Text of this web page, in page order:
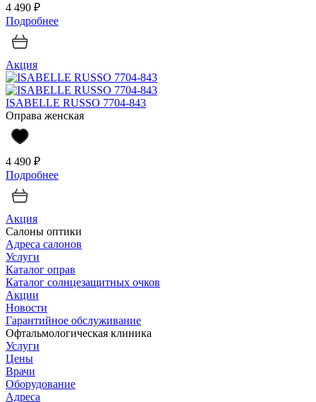
4 490 ₽
Подробнее
Акция
ISABELLE RUSSO 7704-843
Оправа женская
4 490 ₽
Подробнее
Акция
Салоны оптики
Адреса салонов
Услуги
Каталог оправ
Каталог солнцезащитных очков
Акции
Новости
Гарантийное обслуживание
Офтальмологическая клиника
Услуги
Цены
Врачи
Оборудование
Адреса